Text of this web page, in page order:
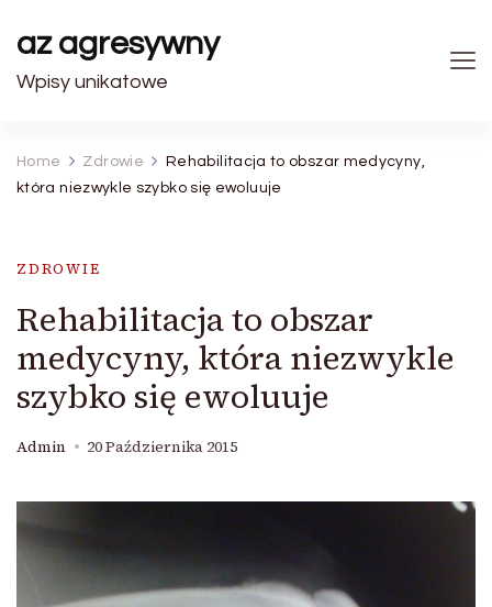
az agresywny
Wpisy unikatowe
Home Zdrowie
Rehabilitacja to obszar medycyny,
która niezwykle szybko się ewoluuje
ZDROWIE
Rehabilitacja to obszar
medycyny, która niezwykle
szybko się ewoluuje
Admin 20 Października 2015